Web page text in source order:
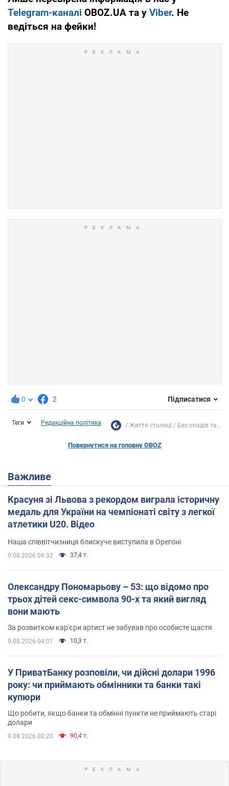
Telegram-каналі OBOZ.UA та у Viber. Не
ведіться на фейки!
0 2 Підписатися
Теги Редакційна політика Життя столиці Без опадів та...
Повернутися на головну OBOZ
Важливе
Красуня зі Львова з рекордом виграла історичну
медаль для України на чемпіонаті світу з легкої
атлетики U20. Відео
Наша співвітчизниця блискуче виступила в Орегоні
9.08.2026 09:32 37,4 т.
Олександру Пономарьову – 53: що відомо про
трьох дітей секс-символа 90-х та який вигляд
вони мають
За розвитком кар'єри артист не забував про особисте щастя
9.08.2026 04:01 10,3 т.
У ПриватБанку розповіли, чи дійсні долари 1996
року: чи приймають обмінники та банки такі
купюри
Що робити, якщо банки та обмінні пункти не приймають старі
долари
9.08.2026 02:20 90,4 т.